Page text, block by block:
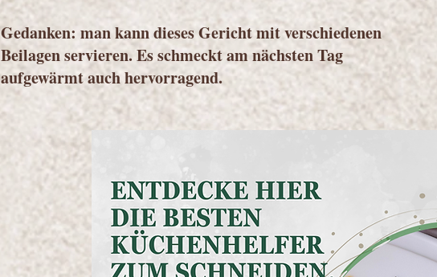
Gedanken: man kann dieses Gericht mit verschiedenen
Beilagen servieren. Es schmeckt am nächsten Tag
aufgewärmt auch hervorragend.